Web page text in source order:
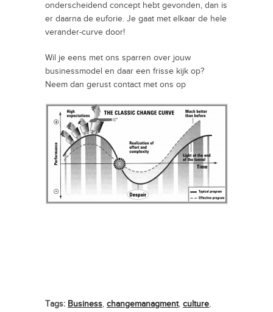
onderscheidend concept hebt gevonden, dan is
er daarna de euforie. Je gaat met elkaar de hele
verander-curve door!
Wil je eens met ons sparren over jouw
businessmodel en daar een frisse kijk op?
Neem dan gerust contact met ons op
Tags: Business, changemanagment, culture,